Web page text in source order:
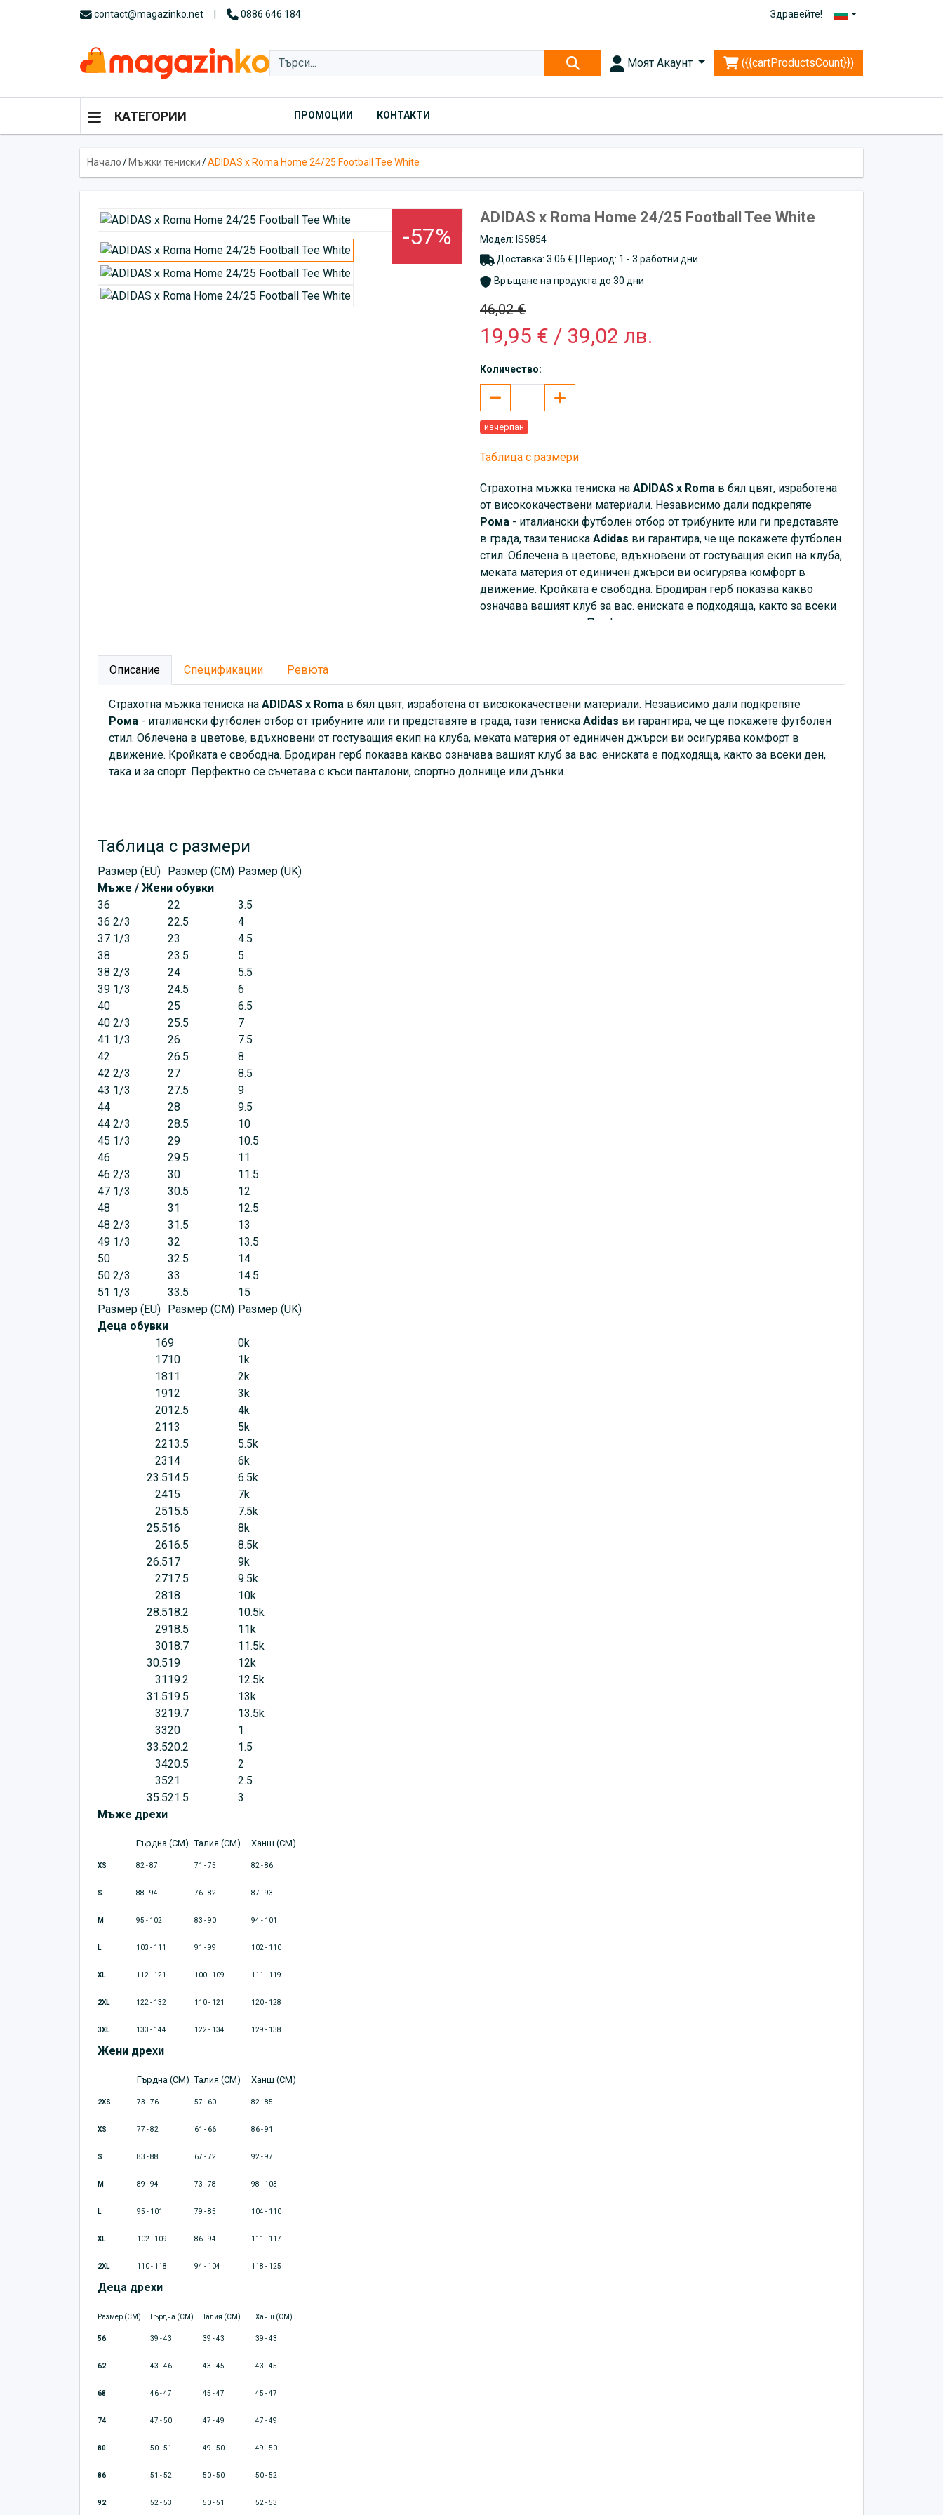
contact@magazinko.net 0886 646 184 Здравейте!
Моят Акаунт ({{cartProductsCount}})
КАТЕГОРИИ ПРОМОЦИИ КОНТАКТИ
Начало/ Мъжки тениски/ADIDAS x Roma Home 24/25 Football Tee White
-57%
ADIDAS x Roma Home 24/25 Football Tee White
Модел: IS5854
Доставка: 3.06 € | Период: 1 - 3 работни дни
Връщане на продукта до 30 дни
46,02 €
19,95 € / 39,02 лв.
Количество:
изчерпан
Таблица с размери
Страхотна мъжка тениска на ADIDAS x Roma в бял цвят, изработена
от висококачествени материали. Независимо дали подкрепяте
Рома - италиански футболен отбор от трибуните или ги представяте
в града, тази тениска Аdidas ви гарантира, че ще покажете футболен
стил. Облечена в цветове, вдъхновени от гостуващия екип на клуба,
меката материя от единичен джърси ви осигурява комфорт в
движение. Кройката е свободна. Бродиран герб показва какво
означава вашият клуб за вас. ениската е подходяща, както за всеки
ден, така и за спорт. Перфектно се съчетава с къси панталони,
Описание Спецификации Ревюта
Страхотна мъжка тениска на ADIDAS x Roma в бял цвят, изработена от висококачествени материали. Независимо дали подкрепяте
Рома - италиански футболен отбор от трибуните или ги представяте в града, тази тениска Аdidas ви гарантира, че ще покажете футболен
стил. Облечена в цветове, вдъхновени от гостуващия екип на клуба, меката материя от единичен джърси ви осигурява комфорт в
движение. Кройката е свободна. Бродиран герб показва какво означава вашият клуб за вас. ениската е подходяща, както за всеки ден,
така и за спорт. Перфектно се съчетава с къси панталони, спортно долнище или дънки.
Таблица с размери
Размер (EU) Размер (CM) Размер (UK)
Мъже / Жени обувки
36
22
3.5
36 2/3
22.5
4
37 1/3
23
4.5
38
23.5
5
38 2/3
24
5.5
39 1/3
24.5
6
40
25
6.5
40 2/3
25.5
7
41 1/3
26
7.5
42
26.5
8
42 2/3
27
8.5
43 1/3
27.5
9
44
28
9.5
44 2/3
28.5
10
45 1/3
29
10.5
46
29.5
11
46 2/3
30
11.5
47 1/3
30.5
12
48
31
12.5
48 2/3
31.5
13
49 1/3
32
13.5
50
32.5
14
50 2/3
33
14.5
51 1/3
33.5
15
Размер (EU)
Размер (CM) Размер (UK)
Деца обувки
169
0k
1710
1k
1811
2k
1912
3k
2012.5
4k
21 13
5k
2213.5
5.5k
2314
6k
23.514.5
6.5k
2415
7k
2515.5
7.5k
25.516
8k
2616.5
8.5k
26.517
9k
2717.5
9.5k
2818
10k
28.518.2
10.5k
2918.5
11k
3018.7
11.5k
30.519
12k
31 19.2
12.5k
31.519.5
13k
3219.7
13.5k
3320
1
33.520.2
1.5
3420.5
2
3521
2.5
35.521.5
3
Мъже дрехи
Гърдна (CM) Талия (CM) Ханш (CM)
XS 82 - 87 71 - 75 82 - 86
S 88 - 94 76 - 82 87 - 93
M 95 - 102 83 - 90 94 - 101
L 103 - 111 91 - 99 102 - 110
XL 112 - 121 100 - 109 111 - 119
2XL 122 - 132 110 - 121 120 - 128
3XL 133 - 144 122 - 134 129 - 138
Жени дрехи
Гърдна (CM) Талия (CM) Ханш (CM)
2XS 73 - 76 57 - 60 82 - 85
XS 77 - 82 61 - 66 86 - 91
S 83 - 88 67 - 72 92 - 97
M 89 - 94 73 - 78 98 - 103
L 95 - 101 79 - 85 104 - 110
XL 102 - 109 86 - 94 111 - 117
2XL 110 - 118 94 - 104 118 - 125
Деца дрехи
Размер (CM) Гърдна (CM) Талия (CM) Ханш (CM)
56 39 - 43 39 - 43 39 - 43
62 43 - 46 43 - 45 43 - 45
68 46 - 47 45 - 47 45 - 47
74 47 - 50 47 - 49 47 - 49
80 50 - 51 49 - 50 49 - 50
86 51 - 52 50 - 50 50 - 52
92 52 - 53 50 - 51 52 - 53